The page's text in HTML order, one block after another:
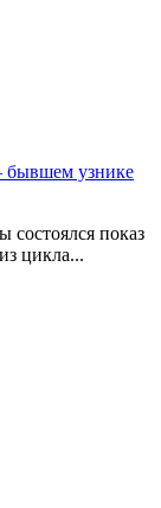
бывшем узнике
показ
цикла...